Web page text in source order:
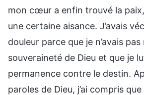
mon cœur a enfin trouvé la paix,
une certaine aisance. J’avais
douleur parce que je n’avais
souveraineté de Dieu et que je
permanence contre le destin.
paroles de Dieu, j’ai compris